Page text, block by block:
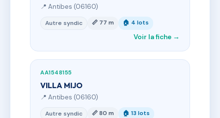
📍 Antibes (06160)
Autre syndic 📏 77 m 🏠 4 lots
Voir la fiche →
AA1548155
VILLA MIJO
📍 Antibes (06160)
Autre syndic 📏 80 m 🏠 13 lots